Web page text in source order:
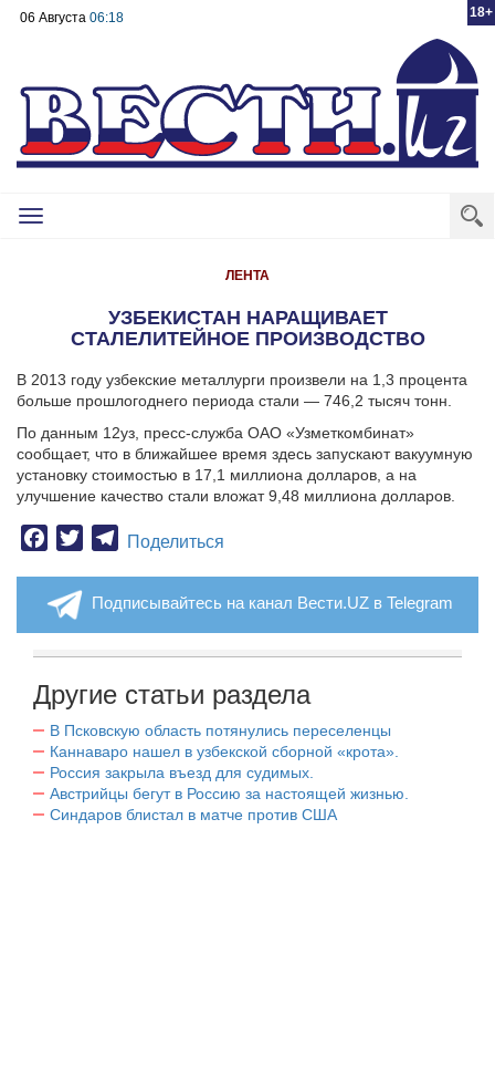
18+
06 Августа 06:18
Toggle
ЛЕНТА
УЗБЕКИСТАН НАРАЩИВАЕТ
СТАЛЕЛИТЕЙНОЕ ПРОИЗВОДСТВО
В 2013 году узбекские металлурги произвели на 1,3 процента
больше прошлогоднего периода стали — 746,2 тысяч тонн.
По данным 12уз, пресс-служба ОАО «Узметкомбинат»
сообщает, что в ближайшее время здесь запускают вакуумную
установку стоимостью в 17,1 миллиона долларов, а на
улучшение качество стали вложат 9,48 миллиона долларов.
Facebook
TwitterTelegram
Поделиться
Подписывайтесь на канал Вести.UZ в Telegram
Другие статьи раздела
В Псковскую область потянулись переселенцы
Каннаваро нашел в узбекской сборной «крота».
Россия закрыла въезд для судимых.
Австрийцы бегут в Россию за настоящей жизнью.
Синдаров блистал в матче против США